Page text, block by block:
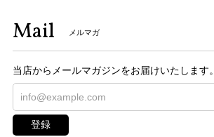
Mail メルマガ
当店からメールマガジンをお届けいたします。
登録